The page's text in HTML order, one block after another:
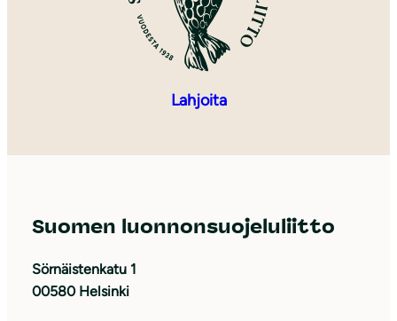
Lahjoita
Suomen luonnonsuojeluliitto
Sörnäistenkatu 1
00580 Helsinki